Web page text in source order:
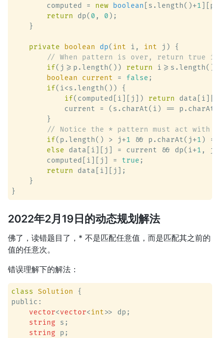
        computed =
new boolean [s.length()+1
return dp( 0 , 0 );
    }
private boolean dp( int i, int j)
{
// When pattern is over, return true
if(j>=p.length()) return i>=s.length();
boolean
current = false ;
if(i<s.length()) {
if(computed[i][j]) return
current = (s.charAt(i) ==
        }
// Notice the * pattern must act with
if(p.length() > j+1 && p.charAt(j+1 )
else data[i][j] = current && dp(i+1 , j+
        computed[i][j] =
true ;
return data[i][j];
    }
2022年2月19日的动态规划解法
佛了，读错题目了，* 不是匹配任意值，而是匹配其之前的
值的任意次。
错误理解下的解法：
class Solution {
public:
vector<vector<int>> dp;
string s;
string p;